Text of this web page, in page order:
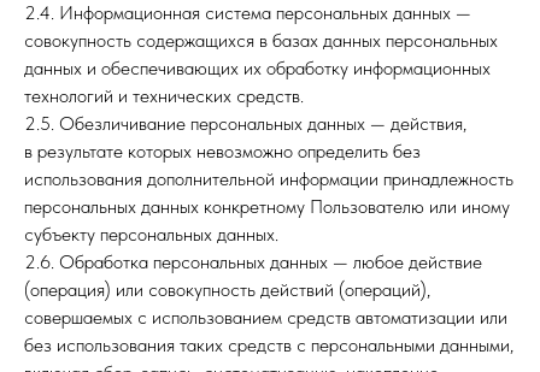
2.4. Информационная система персональных данных —
совокупность содержащихся в базах данных персональных
данных и обеспечивающих их обработку информационных
технологий и технических средств.
2.5. Обезличивание персональных данных — действия,
в результате которых невозможно определить без
использования дополнительной информации принадлежность
персональных данных конкретному Пользователю или иному
субъекту персональных данных.
2.6. Обработка персональных данных — любое действие
(операция) или совокупность действий (операций),
совершаемых с использованием средств автоматизации или
без использования таких средств с персональными данными,